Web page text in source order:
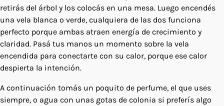
retirás del árbol y los colocás en una mesa. Luego encendés
una vela blanca o verde, cualquiera de las dos funciona
perfecto porque ambas atraen energía de crecimiento y
claridad. Pasá tus manos un momento sobre la vela
encendida para conectarte con su calor, porque ese calor
despierta la intención.
A continuación tomás un poquito de perfume, el que uses
siempre, o agua con unas gotas de colonia si preferís algo